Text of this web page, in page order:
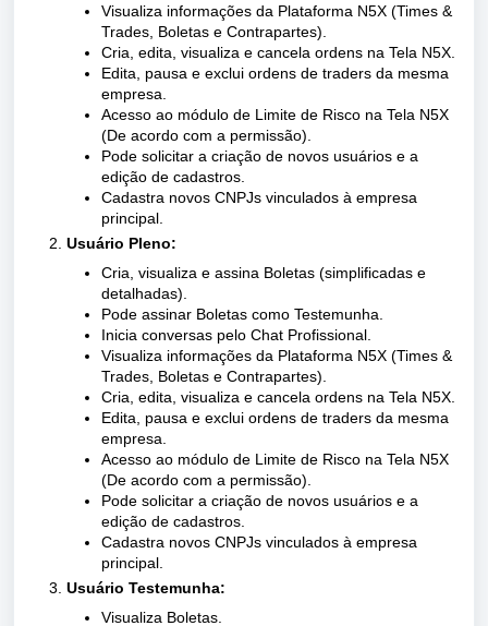
Visualiza informações da Plataforma N5X (Times &
Trades, Boletas e Contrapartes).
Cria, edita, visualiza e cancela ordens na Tela N5X.
Edita, pausa e exclui ordens de traders da mesma
empresa.
Acesso ao módulo de Limite de Risco na Tela N5X
(De acordo com a permissão).
Pode solicitar a criação de novos usuários e a
edição de cadastros.
Cadastra novos CNPJs vinculados à empresa
principal.
Usuário Pleno:
Cria, visualiza e assina Boletas (simplificadas e
detalhadas).
Pode assinar Boletas como Testemunha.
Inicia conversas pelo Chat Profissional.
Visualiza informações da Plataforma N5X (Times &
Trades, Boletas e Contrapartes).
Cria, edita, visualiza e cancela ordens na Tela N5X.
Edita, pausa e exclui ordens de traders da mesma
empresa.
Acesso ao módulo de Limite de Risco na Tela N5X
(De acordo com a permissão).
Pode solicitar a criação de novos usuários e a
edição de cadastros.
Cadastra novos CNPJs vinculados à empresa
principal.
Usuário Testemunha:
Visualiza Boletas.